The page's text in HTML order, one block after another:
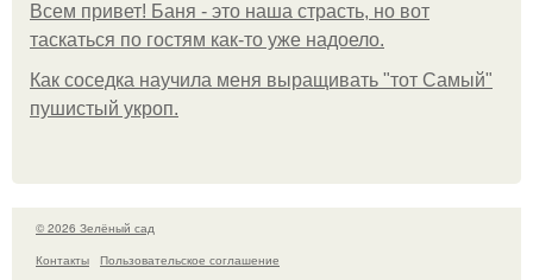
Всем привет! Баня - это наша страсть, но вот
таскаться по гостям как-то уже надоело.
Как соседка научила меня выращивать "тот Самый"
пушистый укроп.
© 2026 Зелёный сад
Контакты
Пользовательское соглашение